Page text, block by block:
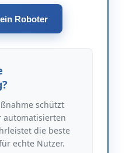
Roboter
schützt
automatisierten
die beste
echte Nutzer.